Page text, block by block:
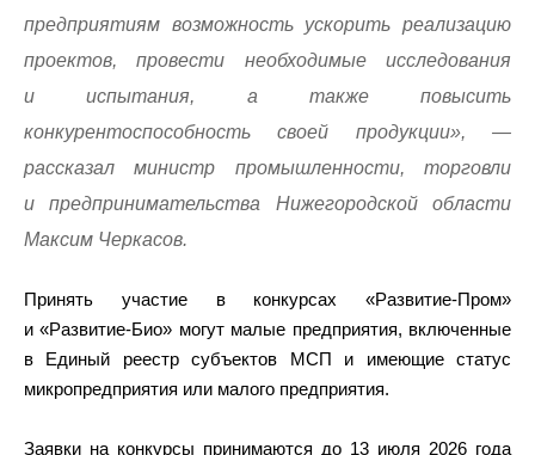
предприятиям возможность ускорить реализацию
проектов, провести необходимые исследования
и испытания, а также повысить
конкурентоспособность своей продукции», —
рассказал министр промышленности, торговли
и предпринимательства Нижегородской области
Максим Черкасов.
Принять участие в конкурсах «Развитие-Пром»
и «Развитие-Био» могут малые предприятия, включенные
в Единый реестр субъектов МСП и имеющие статус
микропредприятия или малого предприятия.
Заявки на конкурсы принимаются до 13 июля 2026 года